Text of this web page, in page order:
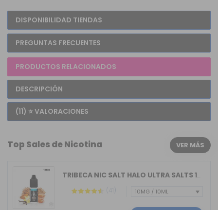
DISPONIBILIDAD TIENDAS
PREGUNTAS FRECUENTES
PRODUCTOS RELACIONADOS
DESCRIPCIÓN
(11) ⭐ VALORACIONES
Top Sales de Nicotina VER MÁS
TRIBECA NIC SALT HALO ULTRA SALTS 10M...
(41)